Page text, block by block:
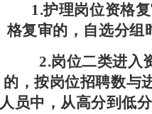
1.护理岗位资格
格复审的，自选分组
2.岗位二类进入
的，按岗位招聘数与
人员中，从高分到低